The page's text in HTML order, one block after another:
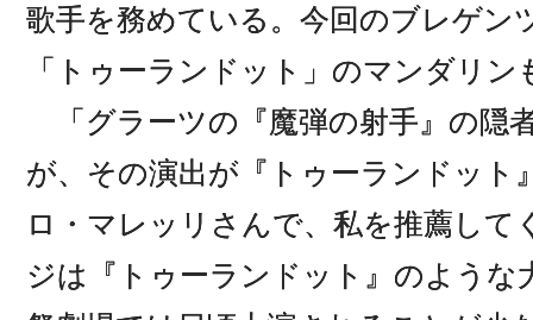
歌手を務めている。今回のブレゲン
「トゥーランドット」のマンダリン
「グラーツの『魔弾の射手』の隠
が、その演出が『トゥーランドット
ロ・マレッリさんで、私を推薦して
ジは『トゥーランドット』のような